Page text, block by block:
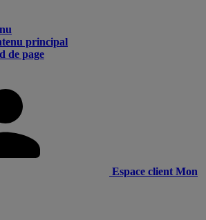
principal
de page
Espace client Mon